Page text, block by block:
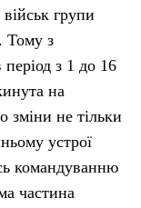
групи
Тому з
з 1 до 16
на
зміни не тільки
устрої
командуванню
частина